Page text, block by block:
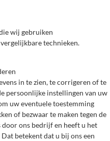
wij gebruiken
technieken.
in te zien, te corrigeren of te
persoonlijke instellingen van uw
uw eventuele toestemming
of bezwaar te maken tegen de
door ons bedrijf en heeft u het
betekent dat u bij ons een